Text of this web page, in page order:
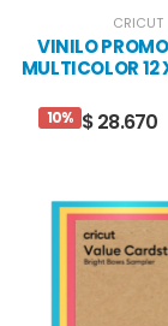
CRICUT
VINILO
MULTICOLOR 12
10% $ 28.670